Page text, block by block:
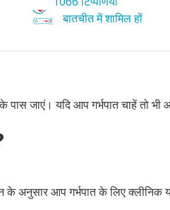
बातचीत में शामिल हों
जाएं। यदि आप गर्भपात चाहें तो
के अनुसार आप गर्भपात के लिए